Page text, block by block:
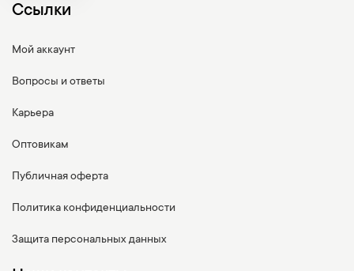
Ссылки
Мой аккаунт
Вопросы и ответы
Карьера
Оптовикам
Публичная оферта
Политика конфиденциальности
Защита персональных данных